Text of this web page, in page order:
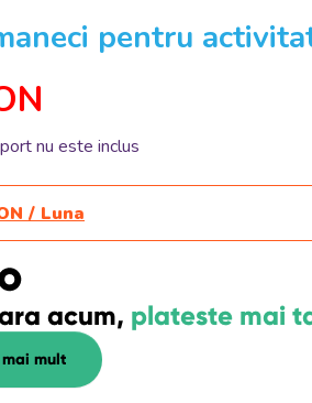
pentru
nu este inclus
/ Luna
acum, plateste mai
mult